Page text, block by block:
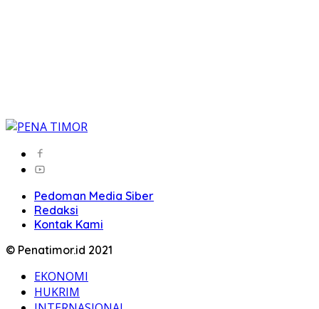
Pedoman Media Siber
Redaksi
Kontak Kami
© Penatimor.id 2021
EKONOMI
HUKRIM